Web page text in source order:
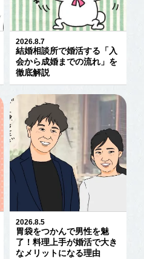
2026.8.7
結婚相談所で婚活する「入
会から成婚までの流れ」を
徹底解説
2026.8.5
胃袋をつかんで男性を魅
了！料理上手が婚活で大き
なメリットになる理由